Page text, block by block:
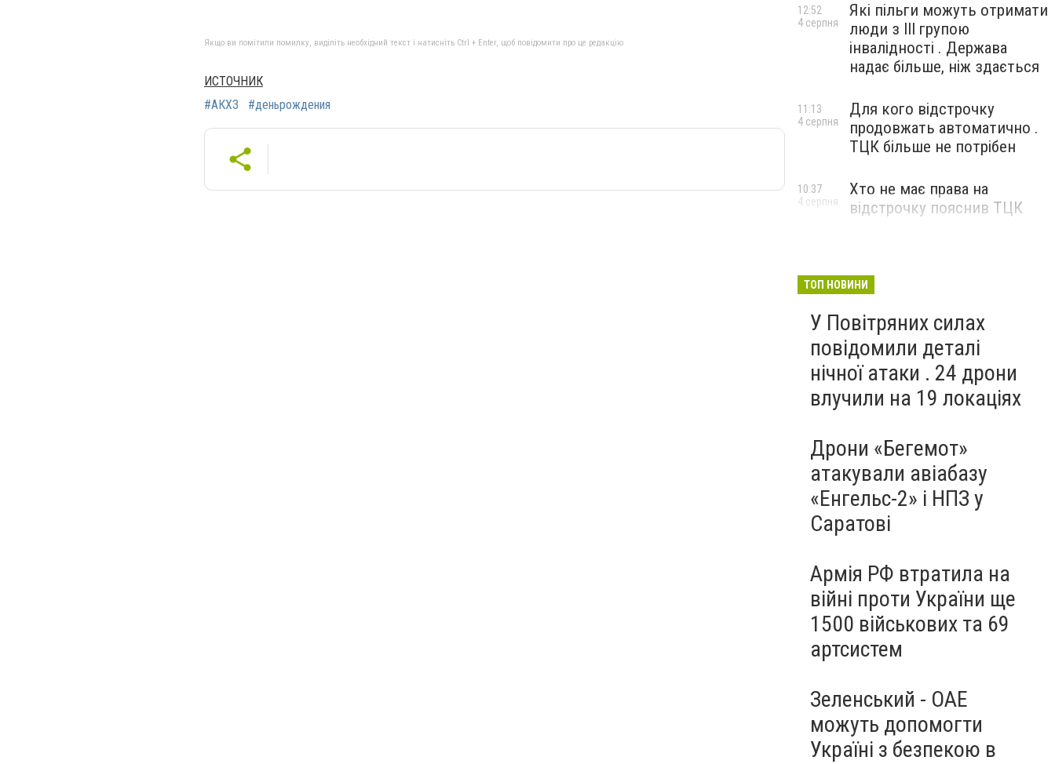
Якщо ви помітили помилку, виділіть необхідний текст і натисніть Ctrl + Enter, щоб повідомити про це редакцію
ИСТОЧНИК
#АКХЗ
#деньрождения
Які пільги можуть отримати
люди з III групою
інвалідності . Держава
надає більше, ніж здається
12:52
4 серпня
Для кого відстрочку
продовжать автоматично .
ТЦК більше не потрібен
11:13
4 серпня
Хто не має права на
відстрочку пояснив ТЦК
10:37
4 серпня
ТОП НОВИНИ
У Повітряних силах
повідомили деталі
нічної атаки . 24 дрони
влучили на 19 локаціях
Дрони «Бегемот»
атакували авіабазу
«Енгельс-2» і НПЗ у
Саратові
Армія РФ втратила на
війні проти України ще
1500 військових та 69
артсистем
Зеленський - ОАЕ
можуть допомогти
Україні з безпекою в